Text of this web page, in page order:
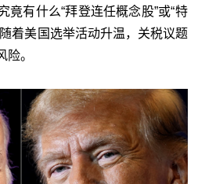
竟有什么“拜登连任概念股”或“特
着美国选举活动升温，关税议题
险。